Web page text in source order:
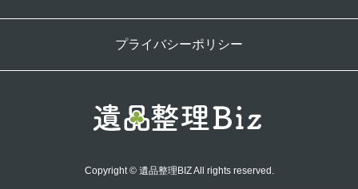
プライバシーポリシー
Copyright © 遺品整理BIZ All rights reserved.